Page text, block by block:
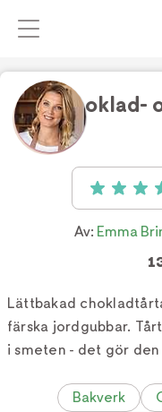
Choklad-
Betyg: 5 av
Av: Emma
Lättbakad
färska jordgubbar.
i smeten - det gör
Bakverk